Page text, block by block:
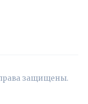
защищены.